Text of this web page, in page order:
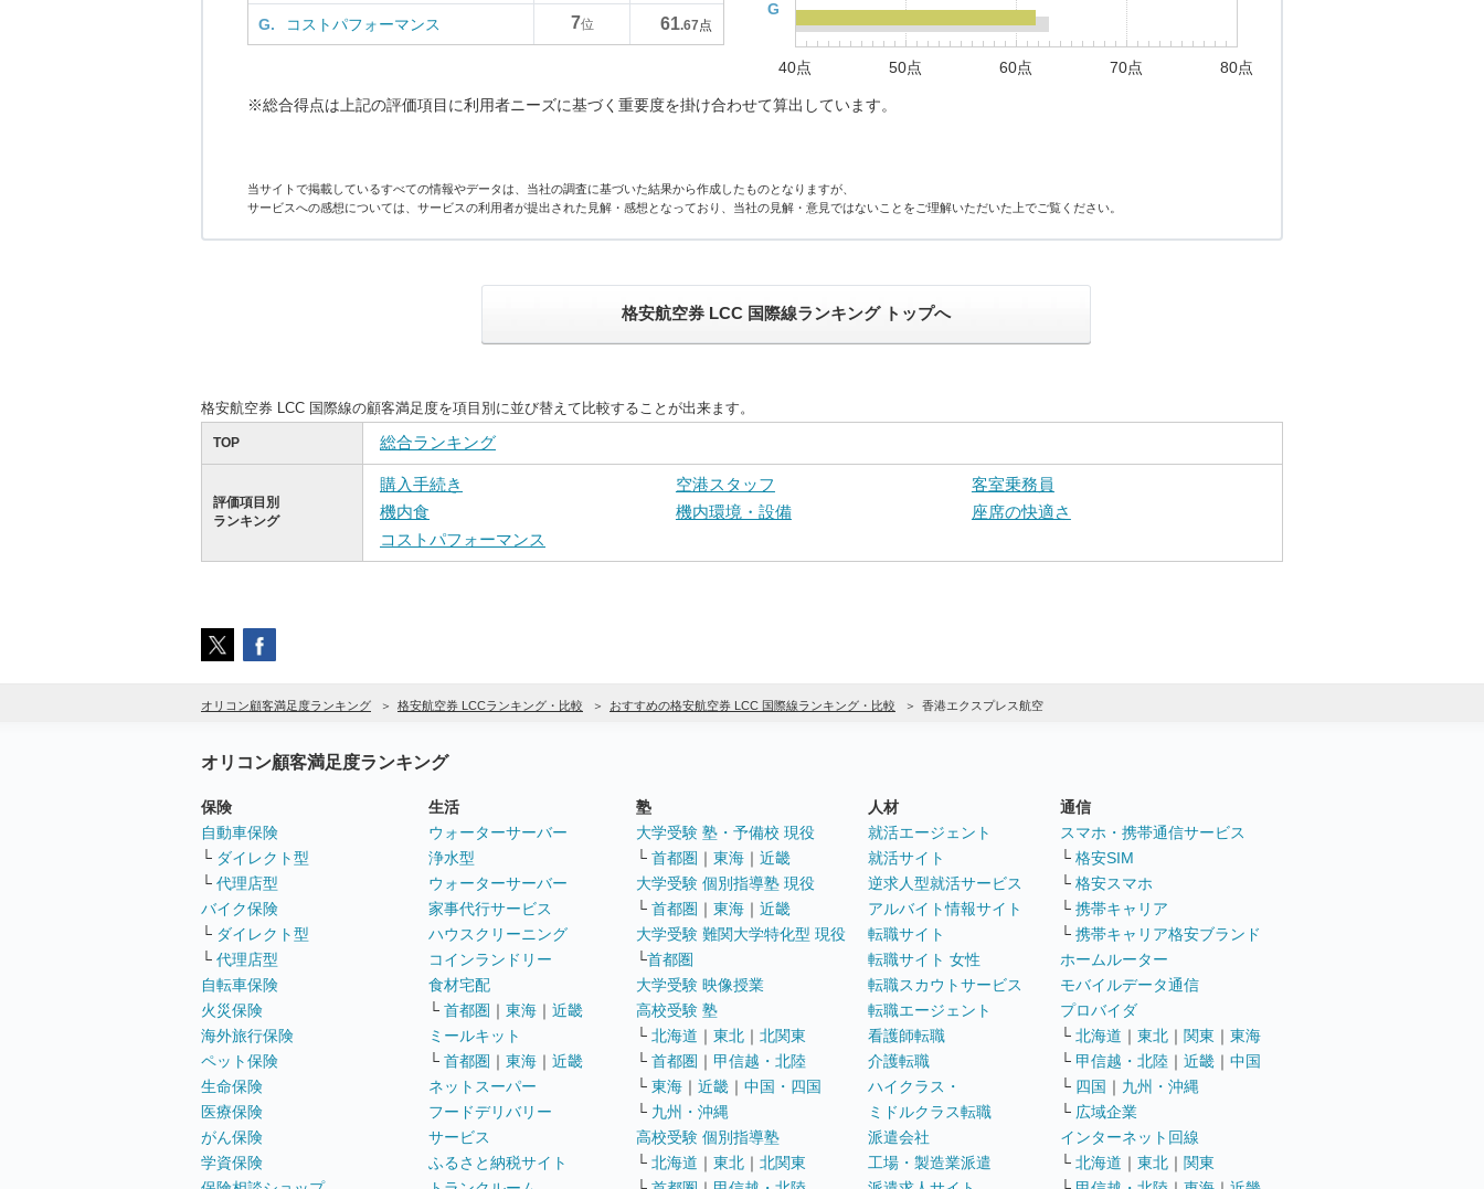
G. コストパフォーマンス 7位 61.67点
G
40点 50点 60点 70点 80点
※総合得点は上記の評価項目に利用者ニーズに基づく重要度を掛け合わせて算出しています。
当サイトで掲載しているすべての情報やデータは、当社の調査に基づいた結果から作成したものとなりますが、
サービスへの感想については、サービスの利用者が提出された見解・感想となっており、当社の見解・意見ではないことをご理解いただいた上でご覧ください。
格安航空券 LCC 国際線ランキング トップへ
格安航空券 LCC 国際線の顧客満足度を項目別に並び替えて比較することが出来ます。
TOP 総合ランキング
評価項目別
ランキング
購入手続き 空港スタッフ
客室乗務員
機内食
機内環境・設備
座席の快適さ
コストパフォーマンス
オリコン顧客満足度ランキング 格安航空券 LCCランキング・比較 おすすめの格安航空券 LCC 国際線ランキング・比較 香港エクスプレス航空
オリコン顧客満足度ランキング
保険
自動車保険
└ ダイレクト型
└ 代理店型
バイク保険
└ ダイレクト型
└ 代理店型
自転車保険
火災保険
海外旅行保険
ペット保険
生命保険
医療保険
がん保険
学資保険
生活
ウォーターサーバー
浄水型
ウォーターサーバー
家事代行サービス
ハウスクリーニング
コインランドリー
食材宅配
└ 首都圏 ｜ 東海 ｜ 近畿
ミールキット
└ 首都圏 ｜ 東海 ｜ 近畿
ネットスーパー
フードデリバリー
サービス
ふるさと納税サイト
塾
大学受験 塾・予備校 現役
└ 首都圏 ｜ 東海 ｜ 近畿
大学受験 個別指導塾 現役
└ 首都圏 ｜ 東海 ｜ 近畿
大学受験 難関大学特化型 現役
└首都圏
大学受験 映像授業
高校受験 塾
└ 北海道 ｜ 東北 ｜ 北関東
└ 首都圏 ｜ 甲信越・北陸
└ 東海 ｜ 近畿 ｜ 中国・四国
└ 九州・沖縄
高校受験 個別指導塾
└ 北海道 ｜ 東北 ｜ 北関東
人材
就活エージェント
就活サイト
逆求人型就活サービス
アルバイト情報サイト
転職サイト
転職サイト 女性
転職スカウトサービス
転職エージェント
看護師転職
介護転職
ハイクラス・
ミドルクラス転職
派遣会社
工場・製造業派遣
通信
スマホ・携帯通信サービス
└ 格安SIM
└ 格安スマホ
└ 携帯キャリア
└ 携帯キャリア格安ブランド
ホームルーター
モバイルデータ通信
プロバイダ
└ 北海道 ｜ 東北 ｜ 関東 ｜ 東海
└ 甲信越・北陸 ｜ 近畿 ｜ 中国
└ 四国 ｜ 九州・沖縄
└ 広域企業
インターネット回線
└ 北海道 ｜ 東北 ｜ 関東